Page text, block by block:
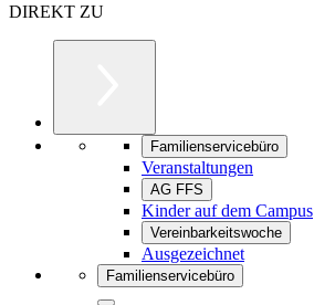
DIREKT ZU
Familienservicebüro
Veranstaltungen
AG FFS
Kinder auf dem Campus
Vereinbarkeitswoche
Ausgezeichnet
Familienservicebüro